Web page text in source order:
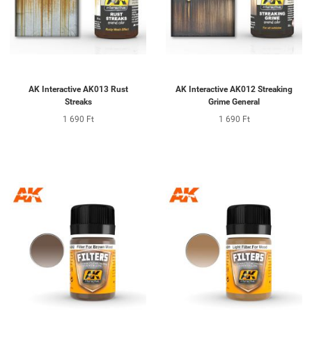
AK Interactive AK013 Rust
Streaks
1 690 Ft
AK Interactive AK012 Streaking
Grime General
1 690 Ft